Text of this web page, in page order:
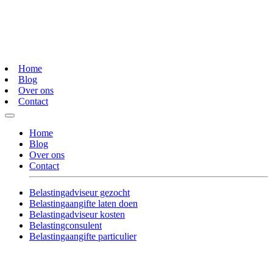
Home
Blog
Over ons
Contact
Home
Blog
Over ons
Contact
Belastingadviseur gezocht
Belastingaangifte laten doen
Belastingadviseur kosten
Belastingconsulent
Belastingaangifte particulier